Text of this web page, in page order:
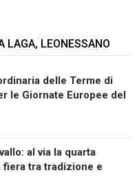
LAGA, LEONESSANO
delle Terme di
le Giornate Europee del
al via la quarta
fiera tra tradizione e